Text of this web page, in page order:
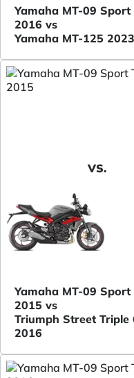
Yamaha MT-09 Sport
2016 vs
Yamaha MT-125 2023
VS.
Yamaha MT-09 Sport
2015 vs
Triumph Street Triple
2016